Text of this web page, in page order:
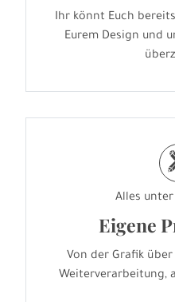
Ihr könnt Euch
Eurem Design und
Alles
Eigene
Von der Grafik
Weiterverarbeitung,